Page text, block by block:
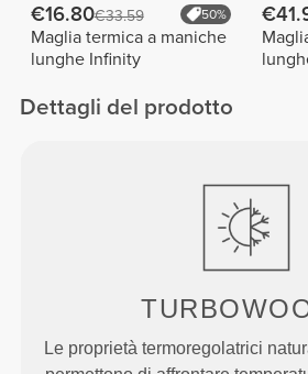
€16.80€33.59 50%
Maglia termica a maniche
lunghe Infinity
Dettagli del prodotto
Le proprietà termoregolatrici